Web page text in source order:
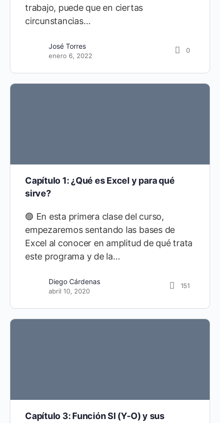
trabajo, puede que en ciertas
circunstancias…
José Torres
enero 6, 2022
0
Capítulo 1: ¿Qué es Excel y para qué
sirve?
🟣 En esta primera clase del curso,
empezaremos sentando las bases de
Excel al conocer en amplitud de qué trata
este programa y de la…
Diego Cárdenas
abril 10, 2020
151
Capítulo 3: Función SI (Y-O) y sus